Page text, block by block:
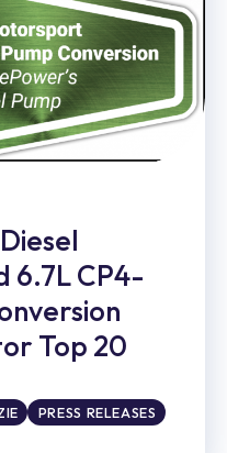
6.7L CP4-
Top 20
PRESS RELEASES